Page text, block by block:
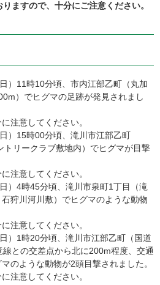
ますので、十分にご注意ください。
）11時10分頃、市内江部乙町（丸加
）でヒグマの足跡が発見されまし
注意してください。
）15時00分頃、滝川市江部乙町
トリークラブ敷地内）でヒグマが目撃
注意してください。
）4時45分頃、滝川市泉町1丁目（滝
狩川河川敷）でヒグマのような動物
注意してください。
）1時20分頃、滝川市江部乙町（国道
との交差点から北に200m程度、交通
のような動物が2頭目撃されました。
注意してください。